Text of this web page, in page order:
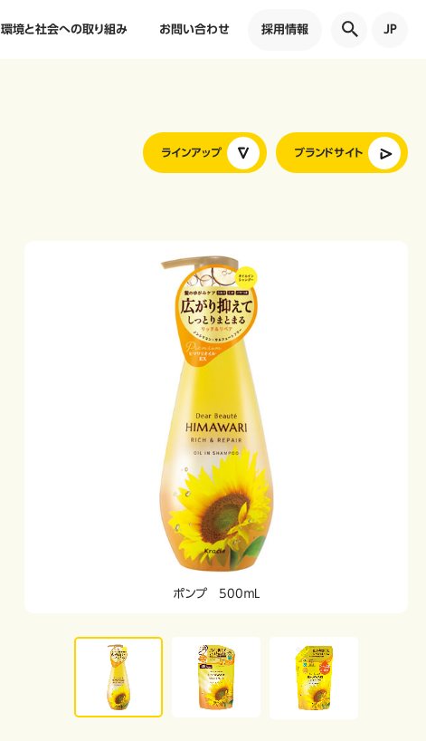
環境と社会への取り組み お問い合わせ 採用情報 JP
ラインアップ ブランドサイト
ポンプ 500ｍL